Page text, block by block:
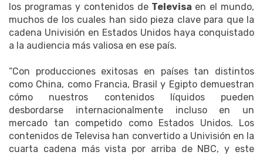
los programas y contenidos de Televisa en el mundo,
muchos de los cuales han sido pieza clave para que la
cadena Univisión en Estados Unidos haya conquistado
a la audiencia más valiosa en ese país.
“Con producciones exitosas en países tan distintos
como China, como Francia, Brasil y Egipto demuestran
cómo nuestros contenidos líquidos pueden
desbordarse internacionalmente incluso en un
mercado tan competido como Estados Unidos. Los
contenidos de Televisa han convertido a Univisión en la
cuarta cadena más vista por arriba de NBC, y este